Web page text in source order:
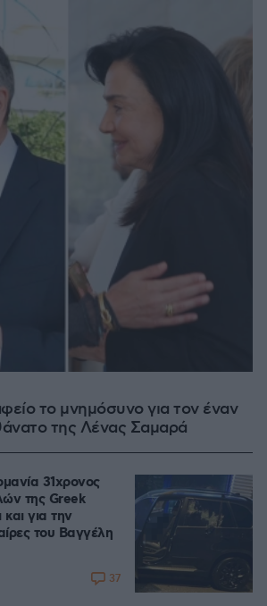
το μνημόσυνο για τον έναν
της Λένας Σαμαρά
31χρονος
της Greek
για την
του Βαγγέλη
37